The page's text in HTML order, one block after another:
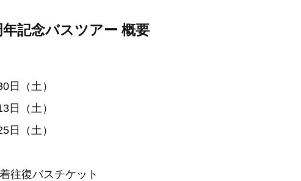
記念バスツアー 概要
日（土）
日（土）
日（土）
往復バスチケット